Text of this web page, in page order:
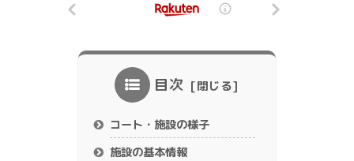
目次
コート・施設の様子
施設の基本情報